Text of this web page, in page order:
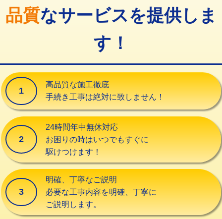
理・調整・分解・加工など（重作業）
その他部品の脱着 8,800円～
交換・取付(単水栓（壁付・デッキ
式）)
13,200円+材料費
交換・取付(混合水栓（壁付・デッキ
式・ワンホール）)
16,500円+材料費
交換・取付(排水栓・排水トラップ
（P/S/ポップアップ））
交換・取付（その他部品）
持込商品取付（単水栓）
持込商品取付（混合水栓） 16,500円
持込商品取付（浄水器・分岐水栓） 16,500円
品質なサービスを提供しま
す！
1
高品質な施工徹底
手続き工事は絶対に致しません！
2
24時間年中無休対応
お困りの時はいつでもすぐに
駆けつけます！
3
明確、丁寧なご説明
必要な工事内容を明確、丁寧に
ご説明します。